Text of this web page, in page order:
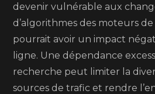
devenir vulnérable aux
d’algorithmes des moteurs
pourrait avoir un impact
ligne. Une dépendance
recherche peut limiter la
sources de trafic et rendre